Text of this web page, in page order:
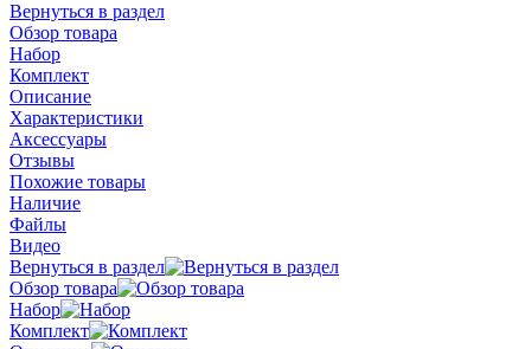
Вернуться в раздел
Обзор товара
Набор
Комплект
Описание
Характеристики
Аксессуары
Отзывы
Похожие товары
Наличие
Файлы
Видео
Вернуться в раздел
Обзор товара
Набор
Комплект